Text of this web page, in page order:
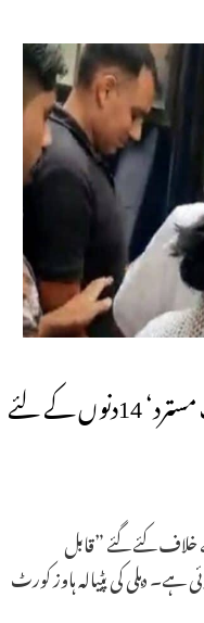
دہلی۔ محمد زبیرکی درخواست ضمانت مسترد‘ 14دنوں کے لئے
دیوتا کے خلاف کئے گئے ”قابل
دہلی کی پٹیالہ ہاوز کورٹ